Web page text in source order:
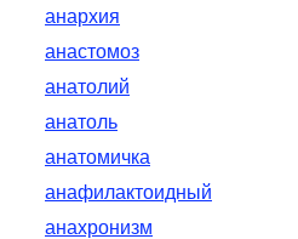
анархия
анастомоз
анатолий
анатоль
анатомичка
анафилактоидный
анахронизм